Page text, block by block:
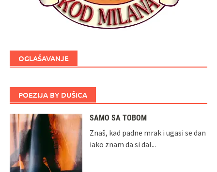
OGLAŠAVANJE
POEZIJA BY DUŠICA
SAMO SA TOBOM
Znaš, kad padne mrak i ugasi se dan
iako znam da si dal...